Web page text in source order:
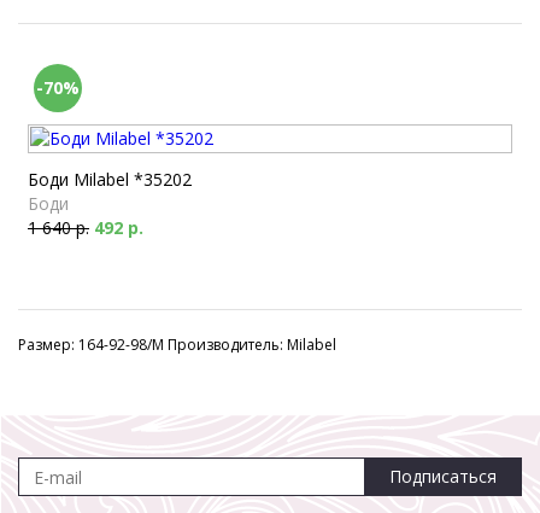
-70%
Боди Milabel *35202
Боди
1 640 р. 492 р.
Размер: 164-92-98/M Производитель: Milabel
Подписаться